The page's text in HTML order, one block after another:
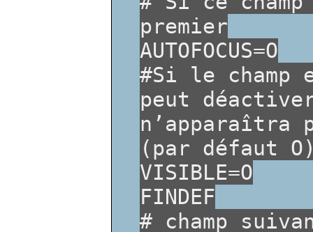
premier
AUTOFOCUS=O
#Si le
peut
n’apparaîtra
(par défaut
VISIBLE=O
FINDEF
# champ